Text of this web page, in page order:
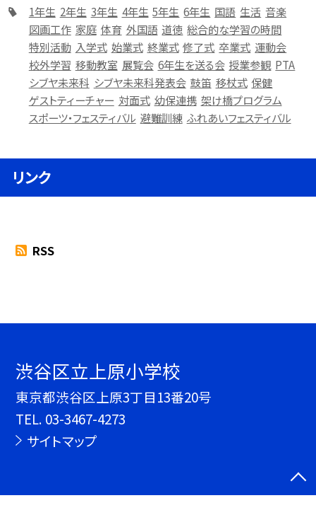
1年生 2年生 3年生 4年生 5年生 6年生 国語 生活 音楽
図画工作 家庭 体育 外国語 道徳 総合的な学習の時間
特別活動 入学式 始業式 終業式 修了式 卒業式 運動会
校外学習 移動教室 展覧会 6年生を送る会 授業参観 PTA
シブヤ未来科 シブヤ未来科発表会 鼓笛 移杖式 保健
ゲストティーチャー 対面式 幼保連携 架け橋プログラム
スポーツ・フェスティバル 避難訓練 ふれあいフェスティバル
リンク
RSS
渋谷区立上原小学校
東京都渋谷区上原3丁目13番20号
TEL. 03-3467-4273
サイトマップ